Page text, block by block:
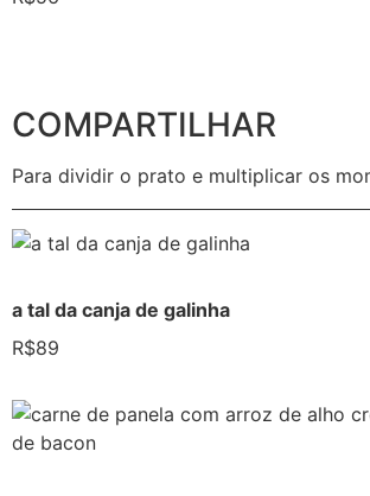
COMPARTILHAR
Para dividir o prato e multiplicar os
a tal da canja de galinha
R$89